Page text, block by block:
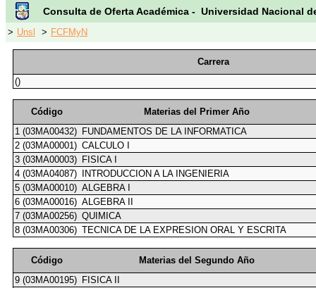
Consulta de Oferta Académica - Universidad Nacional
> Unsl > FCFMyN
Carrera
()
Código
Materias del Primer Año
1 (03MA00432) FUNDAMENTOS DE LA INFORMATICA
2 (03MA00001) CALCULO I
3 (03MA00003) FISICA I
4 (03MA04087)
INTRODUCCION A LA INGENIERIA
5 (03MA00010) ALGEBRA I
6 (03MA00016) ALGEBRA II
7 (03MA00256) QUIMICA
8 (03MA00306) TECNICA DE LA EXPRESION ORAL Y ESCRITA
Código
Materias del Segundo Año
9 (03MA00195) FISICA II